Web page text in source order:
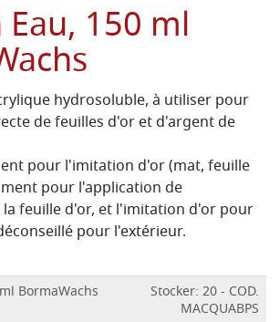
150 ml
hydrosoluble, à utiliser pour
de feuilles d'or et d'argent de
pour l'imitation d'or (mat, feuille
pour l'application de
la feuille d'or, et l'imitation d'or pour
pour l'extérieur.
BormaWachs
Stocker: 20 - COD.
MACQUABPS